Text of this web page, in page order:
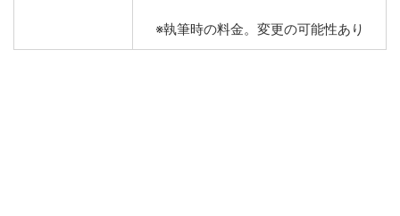
※執筆時の料金。変更の可能性あり